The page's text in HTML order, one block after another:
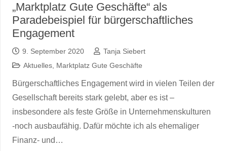
„Marktplatz Gute Geschäfte“ als
Paradebeispiel für bürgerschaftliches
Engagement
9. September 2020
Tanja Siebert
Aktuelles, Marktplatz Gute Geschäfte
Bürgerschaftliches Engagement wird in vielen Teilen der
Gesellschaft bereits stark gelebt, aber es ist –
insbesondere als feste Größe in Unternehmenskulturen
-noch ausbaufähig. Dafür möchte ich als ehemaliger
Finanz- und…